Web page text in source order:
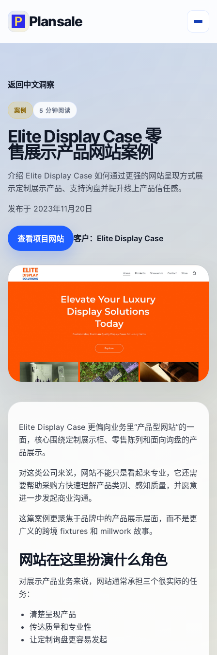
Plansale
返回中文洞察
案例 5 分钟阅读
Elite Display Case 零
售展示产品网站案例
介绍 Elite Display Case 如何通过更强的网站呈现方式展
示定制展示产品、支持询盘并提升线上产品信任感。
发布于 2023年11月20日
查看项目网站 客户：Elite Display Case
Elite Display Case 更偏向业务里“产品型网站”的一
面，核心围绕定制展示柜、零售陈列和面向询盘的产
品展示。
对这类公司来说，网站不能只是看起来专业，它还需
要帮助采购方快速理解产品类别、感知质量，并愿意
进一步发起商业沟通。
这篇案例更聚焦于品牌中的产品展示层面，而不是更
广义的跨境 fixtures 和 millwork 故事。
网站在这里扮演什么角色
对展示产品业务来说，网站通常承担三个很实际的任
务：
清楚呈现产品
传达质量和专业性
让定制询盘更容易发起